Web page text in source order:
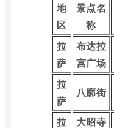
地
区
景点名
称
拉
萨
布达拉
宫广场
拉
萨
八廓街
拉
大昭寺